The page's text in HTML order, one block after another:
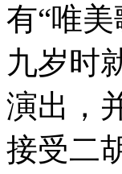
有“唯
九岁时
演出，
接受二